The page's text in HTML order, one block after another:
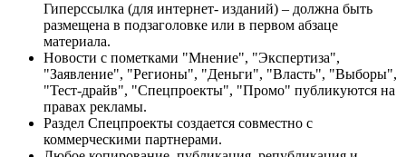
Гиперссылка (для интернет- изданий) – должна быть
размещена в подзаголовке или в первом абзаце
материала.
Новости с пометками "Мнение", "Экспертиза",
"Заявление", "Регионы", "Деньги", "Власть", "Выборы",
"Тест-драйв", "Спецпроекты", "Промо" публикуются на
правах рекламы.
Раздел Спецпроекты создается совместно с
коммерческими партнерами.